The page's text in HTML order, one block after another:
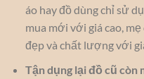
áo hay đồ dùng chỉ sử
mua mới với giá cao,
đẹp và chất lượng với
Tận dụng lại đồ cũ còn